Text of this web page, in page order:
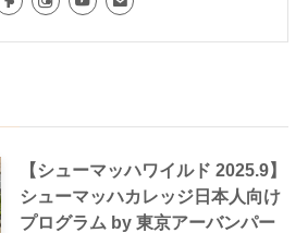
【シューマッハワイルド 2025.9】
シューマッハカレッジ日本人向け
プログラム by 東京アーバンパー